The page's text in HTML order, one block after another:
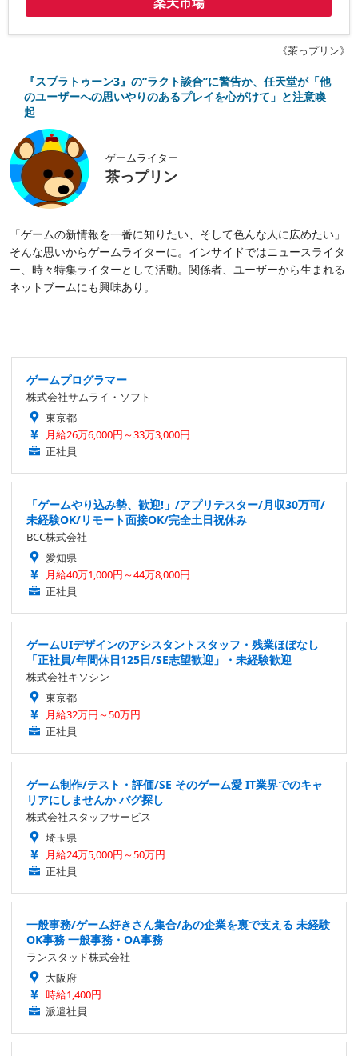
《茶っプリン》
『スプラトゥーン3』の“ラクト談合”に警告か、任天堂が「他
のユーザーへの思いやりのあるプレイを心がけて」と注意喚
起
ゲームライター
茶っプリン
「ゲームの新情報を一番に知りたい、そして色んな人に広めたい」
そんな思いからゲームライターに。インサイドではニュースライタ
ー、時々特集ライターとして活動。関係者、ユーザーから生まれる
ネットブームにも興味あり。
ゲームプログラマー
株式会社サムライ・ソフト
東京都
月給26万6,000円～33万3,000円
正社員
「ゲームやり込み勢、歓迎!」/アプリテスター/月収30万可/
未経験OK/リモート面接OK/完全土日祝休み
BCC株式会社
愛知県
月給40万1,000円～44万8,000円
正社員
ゲームUIデザインのアシスタントスタッフ・残業ほぼなし
「正社員/年間休日125日/SE志望歓迎」・未経験歓迎
株式会社キソシン
東京都
月給32万円～50万円
正社員
ゲーム制作/テスト・評価/SE そのゲーム愛 IT業界でのキャ
リアにしませんか バグ探し
株式会社スタッフサービス
埼玉県
月給24万5,000円～50万円
正社員
一般事務/ゲーム好きさん集合/あの企業を裏で支える 未経験
OK事務 一般事務・OA事務
ランスタッド株式会社
大阪府
時給1,400円
派遣社員